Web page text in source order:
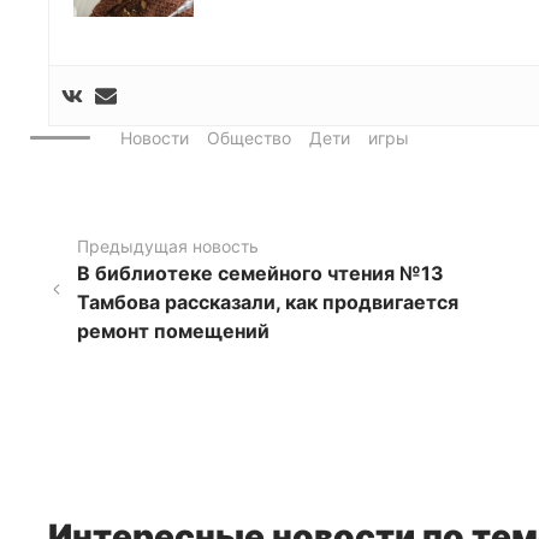
Новости Общество Дети игры
Предыдущая новость
В библиотеке семейного чтения №13
Тамбова рассказали, как продвигается
ремонт помещений